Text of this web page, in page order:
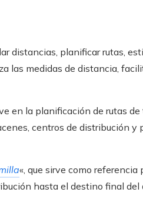
distancias, planificar rutas,
las medidas de distancia,
en la planificación de rutas de
centros de distribución y
«, que sirve como referencia
hasta el destino final del